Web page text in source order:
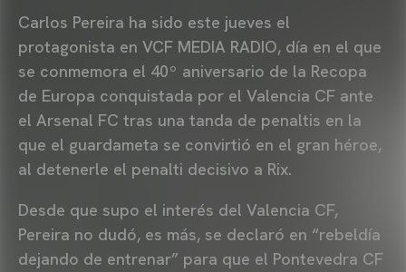
Carlos Pereira ha sido este jueves el
protagonista en VCF MEDIA RADIO, día en el que
se conmemora el 40º aniversario de la Recopa
de Europa conquistada por el Valencia CF ante
el Arsenal FC tras una tanda de penaltis en la
que el guardameta se convirtió en el gran héroe,
al detenerle el penalti decisivo a Rix.
Desde que supo el interés del Valencia CF,
Pereira no dudó, es más, se declaró en “rebeldía
dejando de entrenar” para que el Pontevedra CF